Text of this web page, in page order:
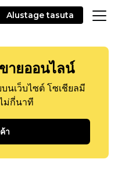
Alustage tasuta
ายออนไลน์
นเว็บไซต์ โซเชียลมี
ม่กี่นาที
า